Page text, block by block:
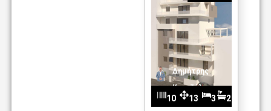
Δημήτρης
Καντζέλης
10
13
3 2